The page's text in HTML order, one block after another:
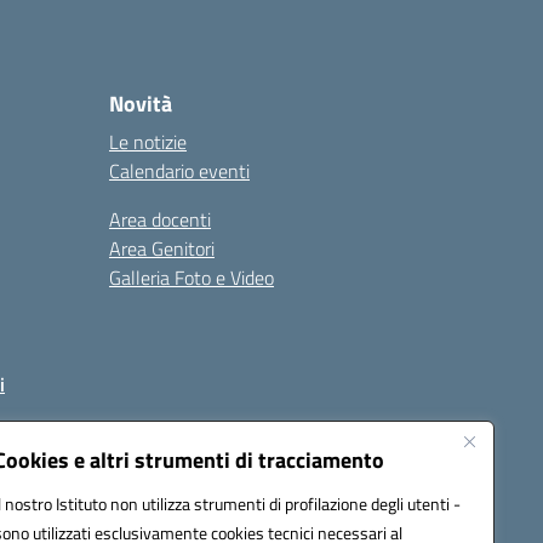
e altri strumenti di tracciamento
nostro Istituto non utilizza strumenti di profilazione degli utenti -
utilizzati esclusivamente cookies tecnici necessari al
Novità
Le notizie
Calendario eventi
Area docenti
Area Genitori
Galleria Foto e Video